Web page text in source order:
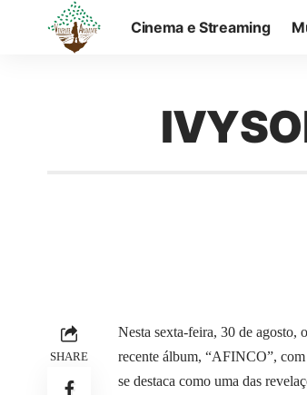
Cinema e Streaming
SHARE
Nesta sexta-feira, 30 de
recente álbum, “AFINCO”,
se destaca como uma das